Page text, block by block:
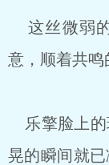
这丝微弱
意，顺着共鸣
乐擎脸上的
晃的瞬间就